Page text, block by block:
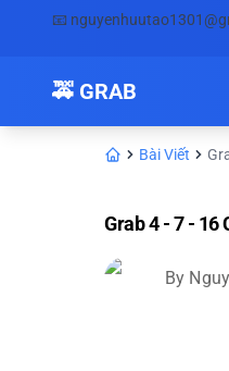
📧
🚕 GRAB
Bài Viết
Grab 4 - 7 - 16
By